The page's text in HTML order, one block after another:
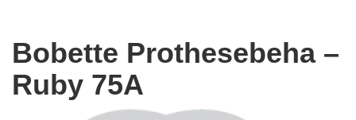
Bobette Prothesebeha –
Ruby 75A